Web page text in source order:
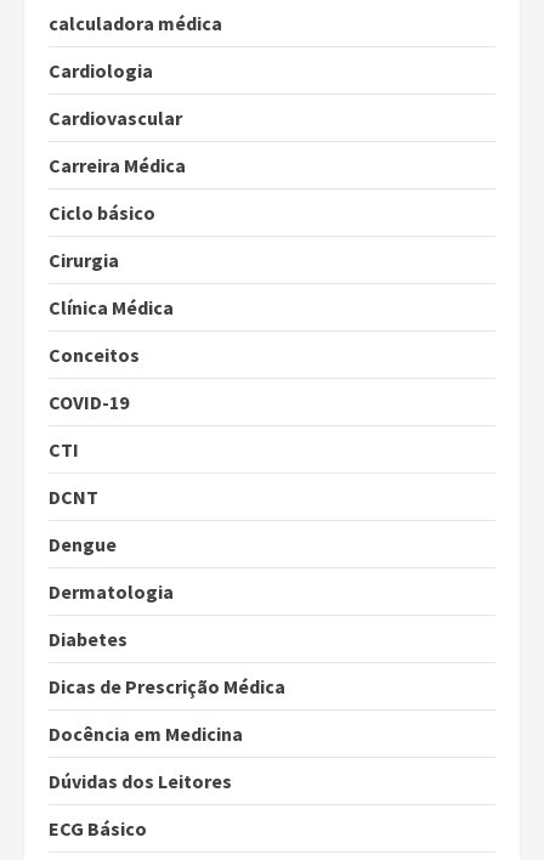
calculadora médica
Cardiologia
Cardiovascular
Carreira Médica
Ciclo básico
Cirurgia
Clínica Médica
Conceitos
COVID-19
CTI
DCNT
Dengue
Dermatologia
Diabetes
Dicas de Prescrição Médica
Docência em Medicina
Dúvidas dos Leitores
ECG Básico